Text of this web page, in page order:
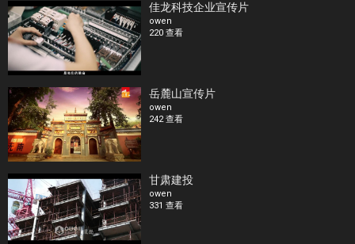
佳龙科技企业宣传片
owen
220 查看
岳麓山宣传片
owen
242 查看
甘肃建投
owen
331 查看